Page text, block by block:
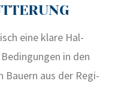
eine kla­re Hal­
in den
Bau­ern aus der Regi­